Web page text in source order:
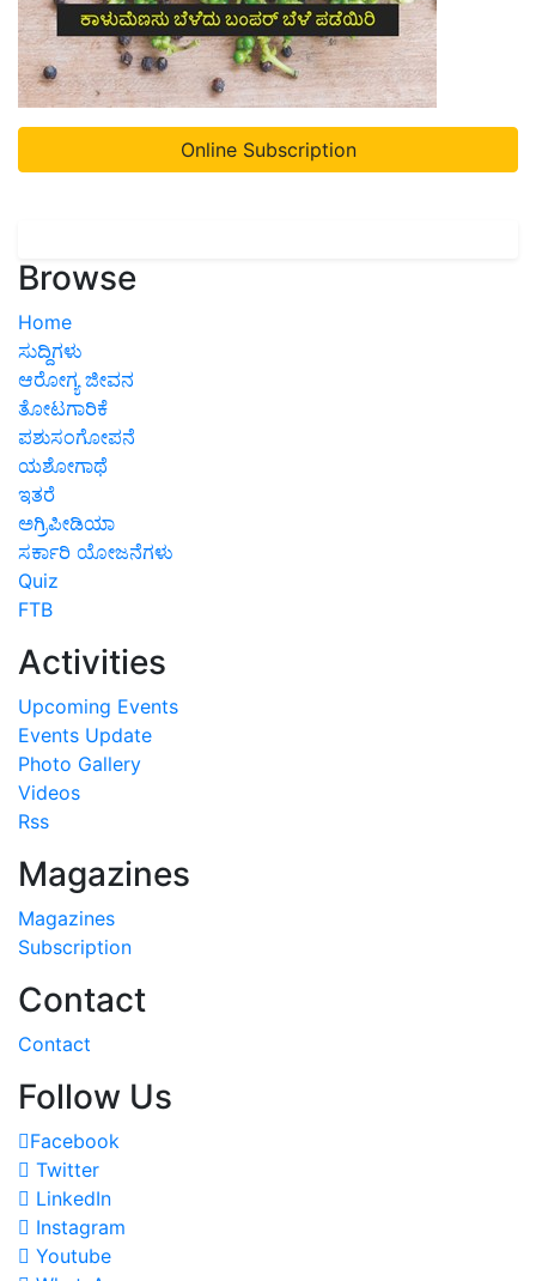
Online Subscription
Browse
Home
ಸುದ್ದಿಗಳು
ಆರೋಗ್ಯ ಜೀವನ
ತೋಟಗಾರಿಕೆ
ಪಶುಸಂಗೋಪನೆ
ಯಶೋಗಾಥೆ
ಇತರೆ
ಅಗ್ರಿಪೀಡಿಯಾ
ಸರ್ಕಾರಿ ಯೋಜನೆಗಳು
Quiz
FTB
Activities
Upcoming Events
Events Update
Photo Gallery
Videos
Rss
Magazines
Magazines
Subscription
Contact
Contact
Follow Us
Facebook
Twitter
LinkedIn
Instagram
Youtube